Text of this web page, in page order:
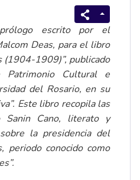
escrito por el
Deas, para el libro
(1904-1909)”, publicado
Cultural e
del Rosario, en su
Este libro recopila las
Sanin Cano, literato y
la presidencia del
periodo conocido como